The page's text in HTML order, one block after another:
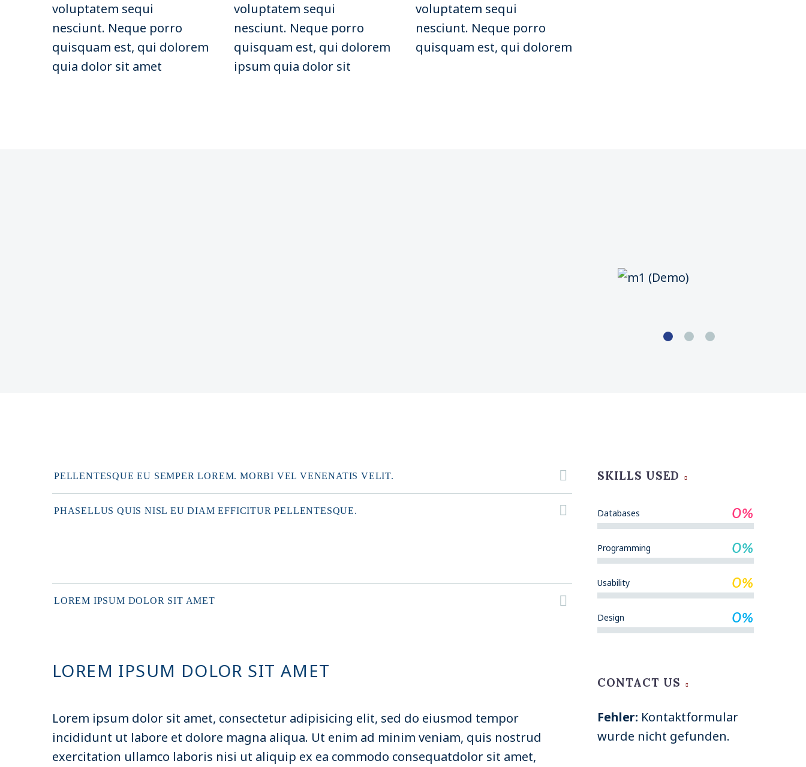
voluptatem sequi
nesciunt. Neque porro
quisquam est, qui dolorem
quia dolor sit amet
voluptatem sequi
nesciunt. Neque porro
quisquam est, qui dolorem
ipsum quia dolor sit
voluptatem sequi
nesciunt. Neque porro
quisquam est, qui dolorem
PELLENTESQUE EU SEMPER LOREM. MORBI VEL VENENATIS VELIT.
PHASELLUS QUIS NISL EU DIAM EFFICITUR PELLENTESQUE.
LOREM IPSUM DOLOR SIT AMET
LOREM IPSUM DOLOR SIT AMET
Lorem ipsum dolor sit amet, consectetur adipisicing elit, sed do eiusmod tempor
incididunt ut labore et dolore magna aliqua. Ut enim ad minim veniam, quis nostrud
exercitation ullamco laboris nisi ut aliquip ex ea commodo consequatdolor sit amet,
SKILLS USED
Databases 0%
Programming 0%
Usability 0%
Design 0%
CONTACT US
Fehler: Kontaktformular
wurde nicht gefunden.